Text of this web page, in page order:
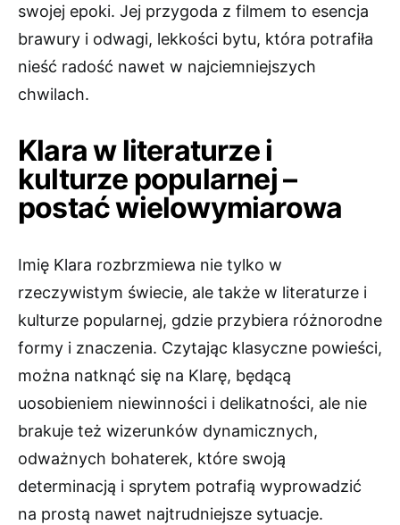
swojej epoki. Jej przygoda z filmem to esencja
brawury i odwagi, lekkości bytu, która potrafiła
nieść radość nawet w najciemniejszych
chwilach.
Klara w literaturze i
kulturze popularnej –
postać wielowymiarowa
Imię Klara rozbrzmiewa nie tylko w
rzeczywistym świecie, ale także w literaturze i
kulturze popularnej, gdzie przybiera różnorodne
formy i znaczenia. Czytając klasyczne powieści,
można natknąć się na Klarę, będącą
uosobieniem niewinności i delikatności, ale nie
brakuje też wizerunków dynamicznych,
odważnych bohaterek, które swoją
determinacją i sprytem potrafią wyprowadzić
na prostą nawet najtrudniejsze sytuacje.